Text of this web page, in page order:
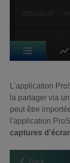
L'application
la partager via
peut être
l'application
captures